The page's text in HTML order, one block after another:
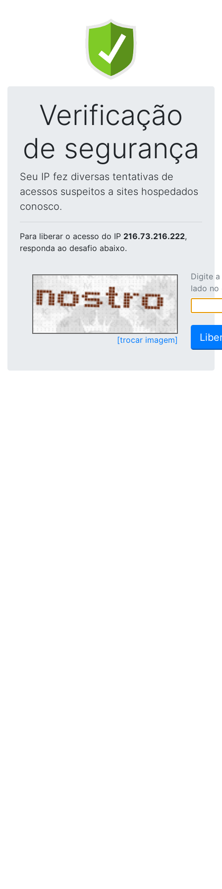
Verificação
de segurança
Seu IP fez diversas tentativas de
acessos suspeitos a sites hospedados
conosco.
Para liberar o acesso do IP 216.73.216.222,
responda ao desafio abaixo.
[trocar imagem]
Digite
lado no